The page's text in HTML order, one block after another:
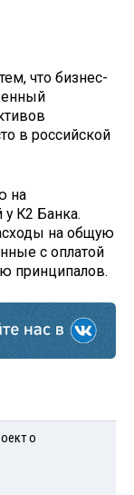
что бизнес-
в российской
на
К2 Банка.
на общую
с оплатой
принципалов.
о